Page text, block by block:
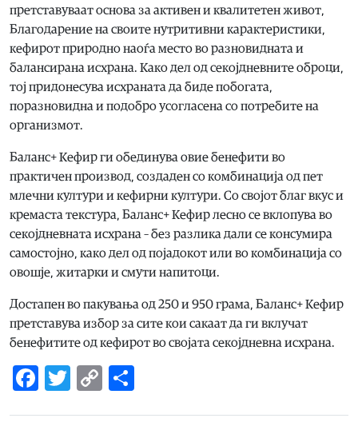
претставуваат основа за активен и квалитетен живот,
Благодарение на своите нутритивни карактеристики,
кефирот природно наоѓа место во разновидната и
балансирана исхрана. Како дел од секојдневните оброци,
тој придонесува исхраната да биде побогата,
поразновидна и подобро усогласена со потребите на
организмот.
Баланс+ Кефир ги обединува овие бенефити во
практичен производ, создаден со комбинација од пет
млечни култури и кефирни култури. Со својот благ вкус и
кремаста текстура, Баланс+ Кефир лесно се вклопува во
секојдневната исхрана – без разлика дали се консумира
самостојно, како дел од појадокот или во комбинација со
овошје, житарки и смути напитоци.
Достапен во пакувања од 250 и 950 грама, Баланс+ Кефир
претставува избор за сите кои сакаат да ги вклучат
бенефитите од кефирот во својата секојдневна исхрана.
Facebook
Twitter
Copy